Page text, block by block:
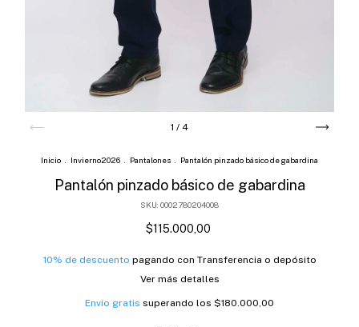
1 / 4
Inicio Invierno2026 Pantalones Pantalón pinzado básico de gabardina
Pantalón pinzado básico de gabardina
SKU: 0002780204008
$115.000,00
10% de descuento pagando con Transferencia o depósito
Ver más detalles
Envío gratis superando los $180.000,00